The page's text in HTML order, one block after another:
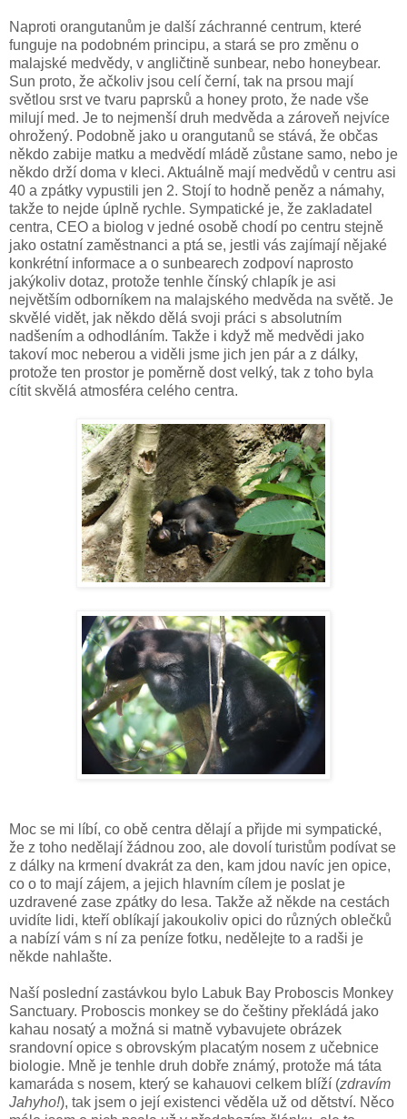
Naproti orangutanům je další záchranné centrum, které
funguje na podobném principu, a stará se pro změnu o
malajské medvědy, v angličtině sunbear, nebo honeybear.
Sun proto, že ačkoliv jsou celí černí, tak na prsou mají
světlou srst ve tvaru paprsků a honey proto, že nade vše
milují med. Je to nejmenší druh medvěda a zároveň nejvíce
ohrožený. Podobně jako u orangutanů se stává, že občas
někdo zabije matku a medvědí mládě zůstane samo, nebo je
někdo drží doma v kleci. Aktuálně mají medvědů v centru asi
40 a zpátky vypustili jen 2. Stojí to hodně peněz a námahy,
takže to nejde úplně rychle. Sympatické je, že zakladatel
centra, CEO a biolog v jedné osobě chodí po centru stejně
jako ostatní zaměstnanci a ptá se, jestli vás zajímají nějaké
konkrétní informace a o sunbearech zodpoví naprosto
jakýkoliv dotaz, protože tenhle čínský chlapík je asi
největším odborníkem na malajského medvěda na světě. Je
skvělé vidět, jak někdo dělá svoji práci s absolutním
nadšením a odhodláním. Takže i když mě medvědi jako
takoví moc neberou a viděli jsme jich jen pár a z dálky,
protože ten prostor je poměrně dost velký, tak z toho byla
cítit skvělá atmosféra celého centra.
Moc se mi líbí, co obě centra dělají a přijde mi sympatické,
že z toho nedělají žádnou zoo, ale dovolí turistům podívat se
z dálky na krmení dvakrát za den, kam jdou navíc jen opice,
co o to mají zájem, a jejich hlavním cílem je poslat je
uzdravené zase zpátky do lesa. Takže až někde na cestách
uvidíte lidi, kteří oblíkají jakoukoliv opici do různých oblečků
a nabízí vám s ní za peníze fotku, nedělejte to a radši je
někde nahlašte.
Naší poslední zastávkou bylo Labuk Bay Proboscis Monkey
Sanctuary. Proboscis monkey se do češtiny překládá jako
kahau nosatý a možná si matně vybavujete obrázek
srandovní opice s obrovským placatým nosem z učebnice
biologie. Mně je tenhle druh dobře známý, protože má táta
kamaráda s nosem, který se kahauovi celkem blíží (zdravím
Jahyho!), tak jsem o její existenci věděla už od dětství. Něco